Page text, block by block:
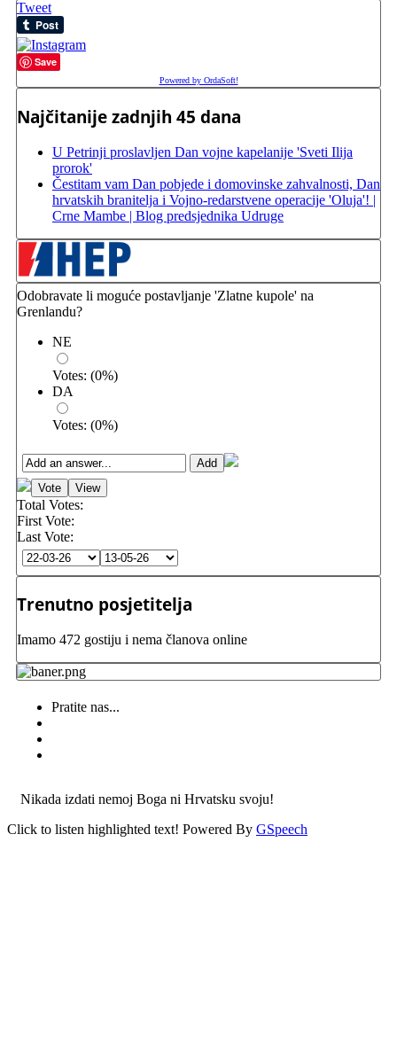
Tweet
Save
Powered by OrdaSoft!
Najčitanije zadnjih 45 dana
U Petrinji proslavljen Dan vojne kapelanije 'Sveti Ilija
prorok'
Čestitam vam Dan pobjede i domovinske zahvalnosti, Dan
hrvatskih branitelja i Vojno-redarstvene operacije 'Oluja'! |
Crne Mambe | Blog predsjednika Udruge
Odobravate li moguće postavljanje 'Zlatne kupole' na
Grenlandu?
NE
Votes: (0%)
DA
Votes: (0%)
Total Votes:
First Vote:
Last Vote:
Trenutno posjetitelja
Imamo 472 gostiju i nema članova online
Pratite nas...
Nikada izdati nemoj Boga ni Hrvatsku svoju!
Click to listen highlighted text! Powered By GSpeech